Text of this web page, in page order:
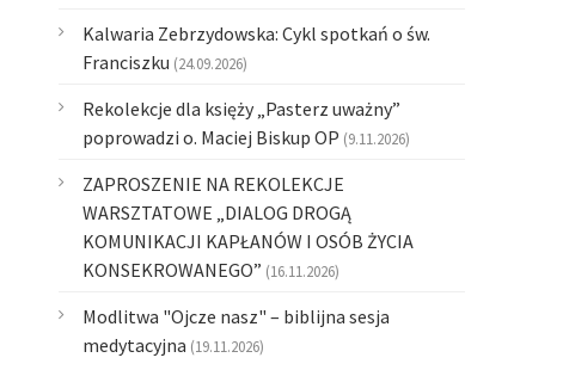
Kalwaria Zebrzydowska: Cykl spotkań o św.
Franciszku (24.09.2026)
Rekolekcje dla księży „Pasterz uważny”
poprowadzi o. Maciej Biskup OP (9.11.2026)
ZAPROSZENIE NA REKOLEKCJE
WARSZTATOWE „DIALOG DROGĄ
KOMUNIKACJI KAPŁANÓW I OSÓB ŻYCIA
KONSEKROWANEGO” (16.11.2026)
Modlitwa "Ojcze nasz" – biblijna sesja
medytacyjna (19.11.2026)